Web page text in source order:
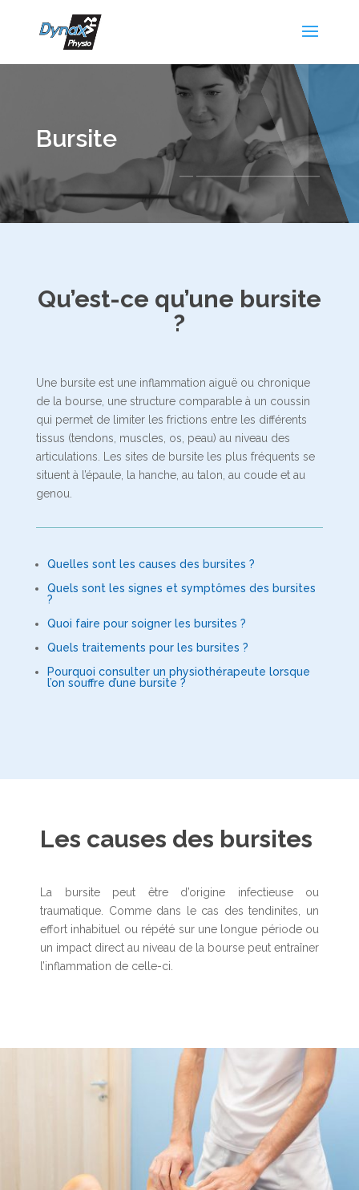
Bursite
Qu’est-ce qu’une bursite
?
Une bursite est une inflammation aiguë ou chronique
de la bourse, une structure comparable à un coussin
qui permet de limiter les frictions entre les différents
tissus (tendons, muscles, os, peau) au niveau des
articulations. Les sites de bursite les plus fréquents se
situent à l’épaule, la hanche, au talon, au coude et au
genou.
Quelles sont les causes des bursites ?
Quels sont les signes et symptômes des bursites
?
Quoi faire pour soigner les bursites ?
Quels traitements pour les bursites ?
Pourquoi consulter un physiothérapeute lorsque
l’on souffre d’une bursite ?
Les causes des bursites
La bursite peut être d’origine infectieuse ou
traumatique. Comme dans le cas des tendinites, un
effort inhabituel ou répété sur une longue période ou
un impact direct au niveau de la bourse peut entraîner
l’inflammation de celle-ci.